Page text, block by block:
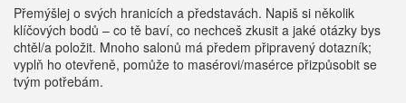
Přemýšlej o svých hranicích a představách. Napiš si několik
klíčových bodů – co tě baví, co nechceš zkusit a jaké otázky bys
chtěl/a položit. Mnoho salonů má předem připravený dotazník;
vyplň ho otevřeně, pomůže to masérovi/masérce přizpůsobit se
tvým potřebám.